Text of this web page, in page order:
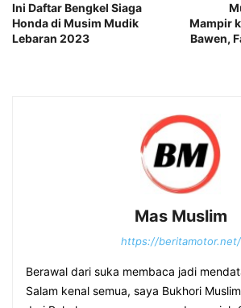
Ini Daftar Bengkel Siaga
Honda di Musim Mudik
Lebaran 2023
Mampir
Bawen,
Mas Muslim
https://beritamotor.net/
Berawal dari suka membaca jadi
Salam kenal semua, saya Bukhori